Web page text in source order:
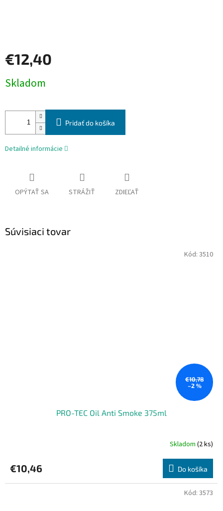
€12,40
cena:
Skladom
Pridať do košíka
Detailné informácie
OPÝTAŤ SA STRÁŽIŤ ZDIEĽAŤ
Súvisiaci tovar
€10,78
–2 %
PRO-TEC Oil Anti Smoke 375ml
Skladom (2 ks)
€10,46 Do košíka
Kód: 3510
Kód: 3573